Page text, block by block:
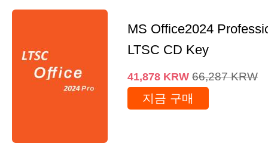
MS Office2024
LTSC CD Key
41,878 KRW 66,287 KRW
지금 구매